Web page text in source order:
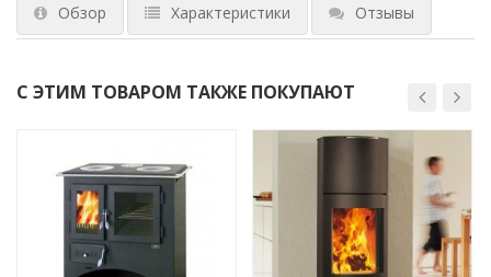
Обзор Характеристики Отзывы
С ЭТИМ ТОВАРОМ ТАКЖЕ ПОКУПАЮТ